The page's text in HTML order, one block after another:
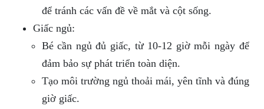
để tránh các vấn đề về mắt và cột sống.
Giấc ngủ:
Bé cần ngủ đủ giấc, từ 10-12 giờ mỗi ngày để
đảm bảo sự phát triển toàn diện.
Tạo môi trường ngủ thoải mái, yên tĩnh và đúng
giờ giấc.